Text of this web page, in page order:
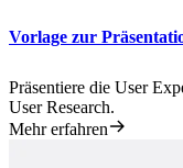
Vorlage zur
Präsentiere die User
User Research.
Mehr erfahren